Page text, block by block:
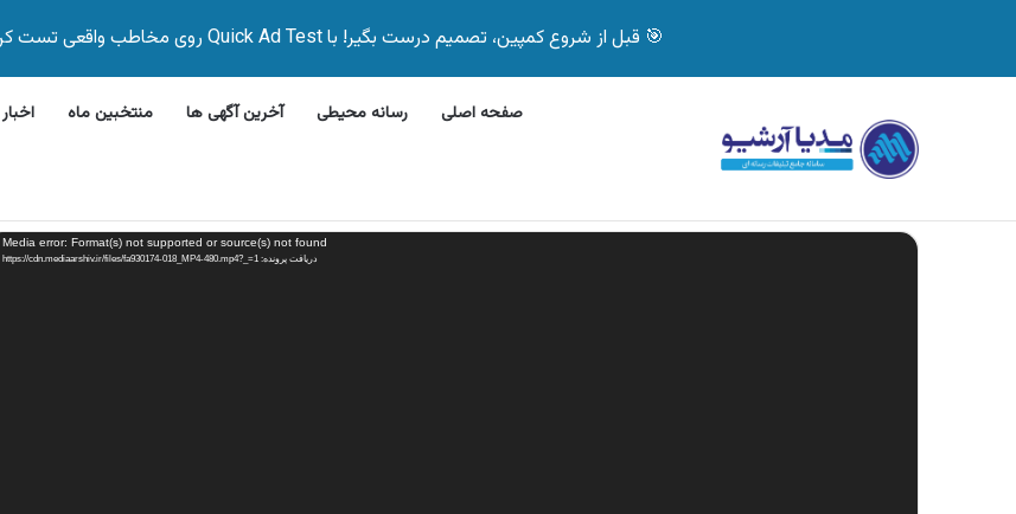
🎯 قبل از شروع کمپین، تصمیم درست بگیر! با Quick Ad Test روی مخاطب واقعی تست کن ✅
صفحه اصلی رسانه محیطی آخرین آگهی ها منتخبین ماه اخبار
جمعه, 7 آگوست 2026 آگهی های تازه
نمایشگر
ویدیو Media error: Format(s) not supported or source(s) not found
دریافت پرونده: https://cdn.mediaarshiv.ir/files/fa930174-018_MP4-480.mp4?_=1